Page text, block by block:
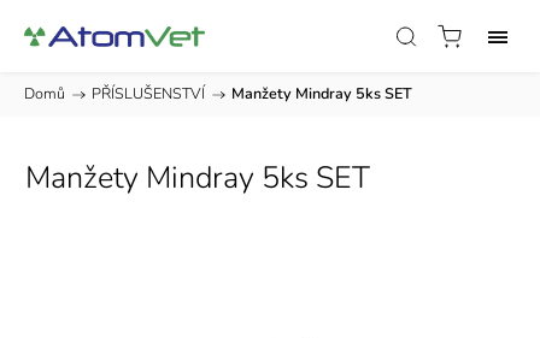
Domů / PŘÍSLUŠENSTVÍ / Manžety Mindray 5ks SET
Manžety Mindray 5ks SET